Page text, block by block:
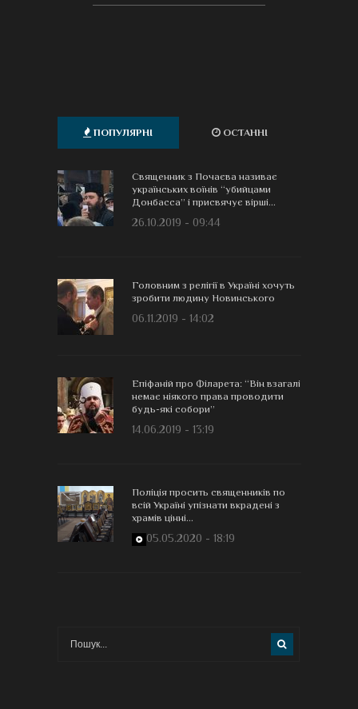
ПОПУЛЯРНІ ОСТАННІ
Священник з Почаєва називає
українських воїнів “убийцами
Донбасса” і присвячує вірші...
26.10.2019 - 09:44
Головним з релігії в Україні хочуть
зробити людину Новинського
06.11.2019 - 14:02
Епіфаній про Філарета: “Він взагалі
немає ніякого права проводити
будь-які собори”
14.06.2019 - 13:19
Поліція просить священників по
всій Україні упізнати вкрадені з
храмів цінні...
05.05.2020 - 18:19